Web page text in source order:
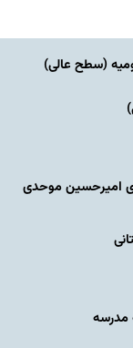
(سطح عالی)
امیرحسین موحدی
مدرسه